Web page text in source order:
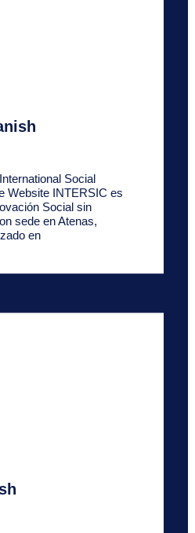
Social
Website INTERSIC es
Social sin
sede en Atenas,
en